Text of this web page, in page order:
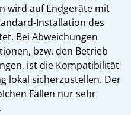
wird auf Endgeräte mit
Installation des
Bei Abweichungen
bzw. den Betrieb
ist die Kompatibilität
lokal sicherzustellen. Der
Fällen nur sehr